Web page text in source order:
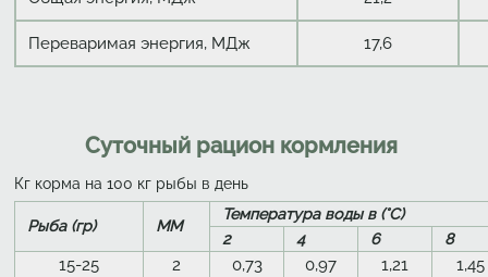
Переваримая энергия, МДж 17,6
Суточный рацион кормления
Кг корма на 100 кг рыбы в день
Рыба (гр) ММ
Температура воды в (°C)
2
4 6 8
15-25 2 0,73 0,97 1,21
1,45